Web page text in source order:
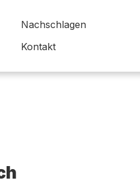
Nachschlagen
Kontakt